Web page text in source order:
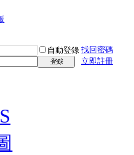
自動登錄 找回密碼
登錄 立即註冊